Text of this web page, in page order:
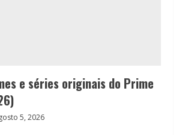
e séries originais do Prime
5, 2026